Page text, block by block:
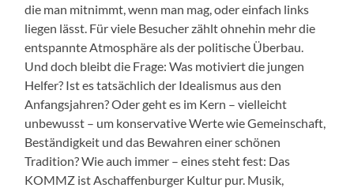
die man mitnimmt, wenn man mag, oder einfach links
liegen lässt. Für viele Besucher zählt ohnehin mehr die
entspannte Atmosphäre als der politische Überbau.
Und doch bleibt die Frage: Was motiviert die jungen
Helfer? Ist es tatsächlich der Idealismus aus den
Anfangsjahren? Oder geht es im Kern – vielleicht
unbewusst – um konservative Werte wie Gemeinschaft,
Beständigkeit und das Bewahren einer schönen
Tradition? Wie auch immer – eines steht fest: Das
KOMMZ ist Aschaffenburger Kultur pur. Musik,